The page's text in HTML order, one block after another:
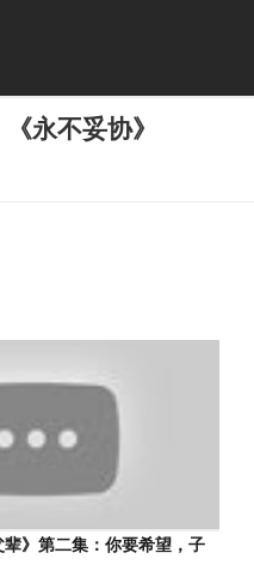
永不妥协》
辈》第二集：你要希望，子